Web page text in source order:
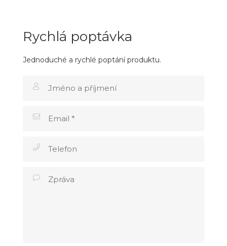
Rychlá poptávka
Jednoduché a rychlé poptání produktu.